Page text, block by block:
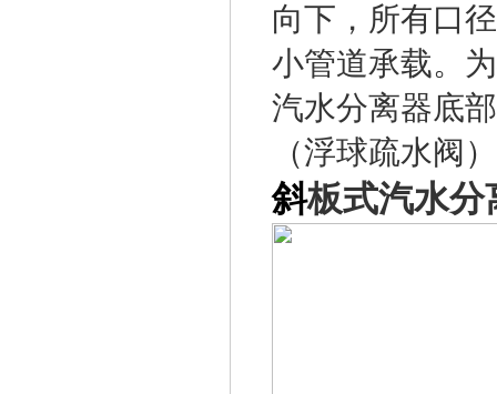
向下，所有口
小管道承载。
汽水分离器底
（浮球疏水阀
斜板式汽水分